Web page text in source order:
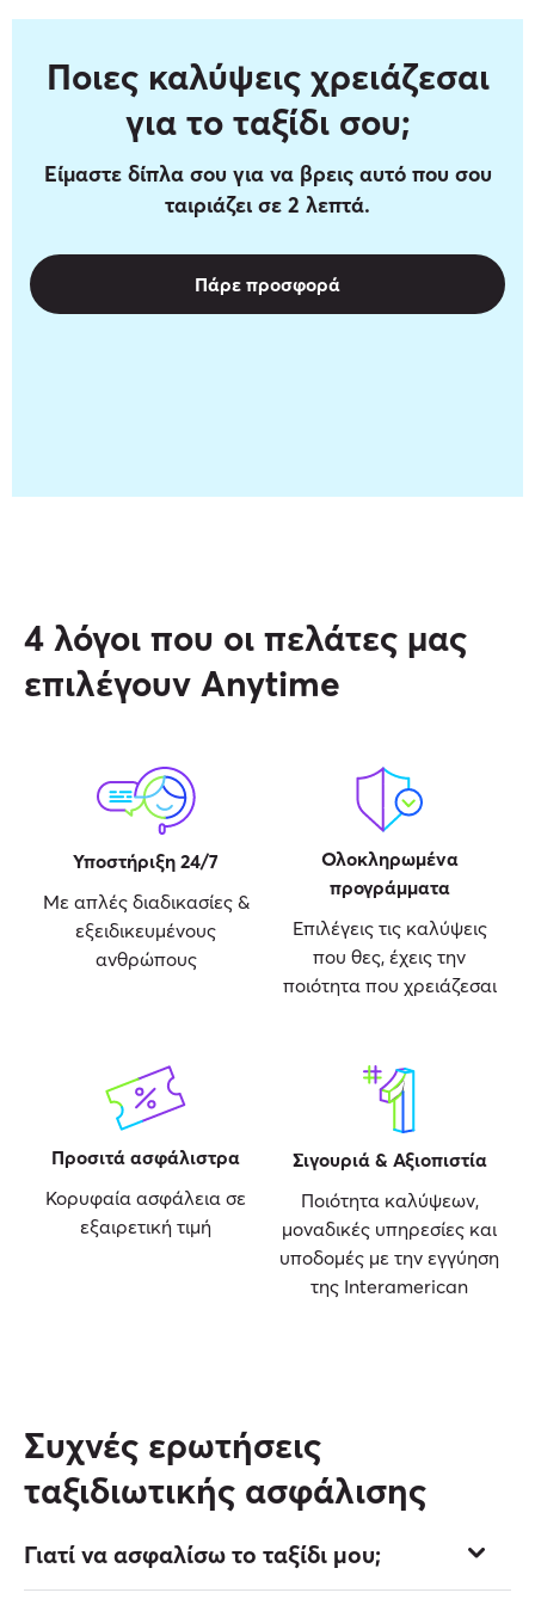
Ποιες καλύψεις χρειάζεσαι
για το ταξίδι σου;
Είμαστε δίπλα σου για να βρεις αυτό που σου
ταιριάζει σε 2 λεπτά.
Πάρε προσφορά
4 λόγοι που οι πελάτες μας
επιλέγουν Anytime
Υποστήριξη 24/7
Με απλές διαδικασίες &
εξειδικευμένους
ανθρώπους
Ολοκληρωμένα
προγράμματα
Επιλέγεις τις καλύψεις
που θες, έχεις την
ποιότητα που χρειάζεσαι
Προσιτά ασφάλιστρα
Κορυφαία ασφάλεια σε
εξαιρετική τιμή
Σιγουριά & Αξιοπιστία
Ποιότητα καλύψεων,
μοναδικές υπηρεσίες και
υποδομές με την εγγύηση
της Interamerican
Συχνές ερωτήσεις
ταξιδιωτικής ασφάλισης
Γιατί να ασφαλίσω το ταξίδι μου;